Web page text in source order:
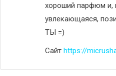
хороший парфюм и,
увлекающаяся,
ТЫ =)
Сайт https://